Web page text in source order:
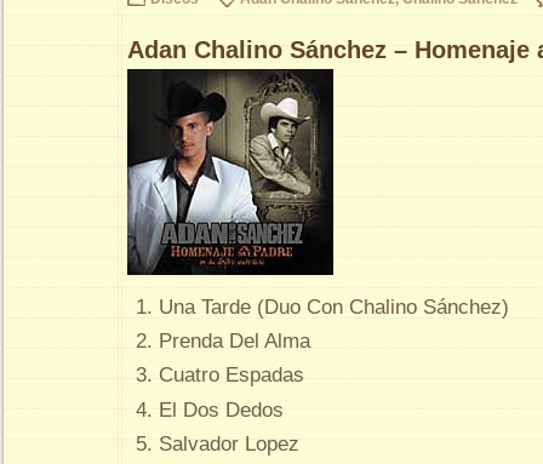
Adan Chalino Sánchez – Homenaje
Una Tarde (Duo Con Chalino Sánchez)
Prenda Del Alma
Cuatro Espadas
El Dos Dedos
Salvador Lopez